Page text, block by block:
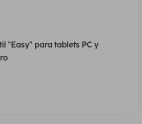
"Easy" para tablets PC y